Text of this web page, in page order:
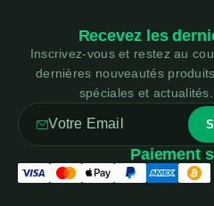
Recevez les
Inscrivez-vous et restez au
dernières nouveautés
spéciales et actualités.
Paiement